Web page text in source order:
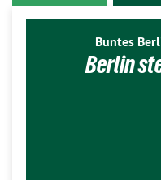
Buntes
Berlin